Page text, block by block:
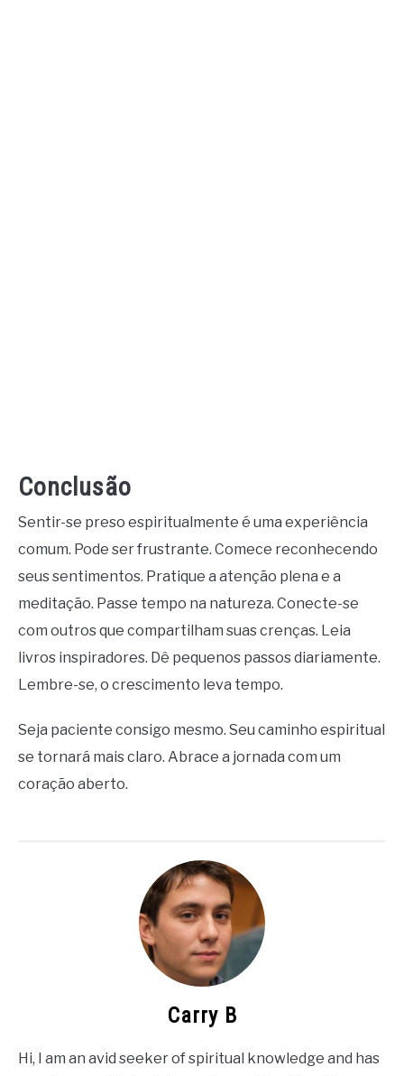
Conclusão
Sentir-se preso espiritualmente é uma experiência
comum. Pode ser frustrante. Comece reconhecendo
seus sentimentos. Pratique a atenção plena e a
meditação. Passe tempo na natureza. Conecte-se
com outros que compartilham suas crenças. Leia
livros inspiradores. Dê pequenos passos diariamente.
Lembre-se, o crescimento leva tempo.
Seja paciente consigo mesmo. Seu caminho espiritual
se tornará mais claro. Abrace a jornada com um
coração aberto.
Carry B
Hi, I am an avid seeker of spiritual knowledge and has